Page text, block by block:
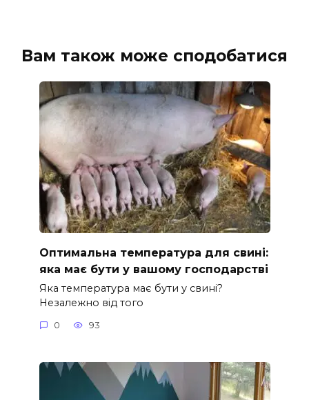
Вам також може сподобатися
Оптимальна температура для свині:
яка має бути у вашому господарстві
Яка температура має бути у свині?
Незалежно від того
0 93